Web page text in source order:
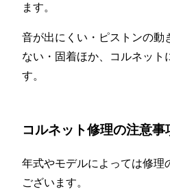
ます。
音が出にくい・ピストンの動
ない・固着ほか、コルネット
す。
コルネット修理の注意事
年式やモデルによっては修理
ございます。